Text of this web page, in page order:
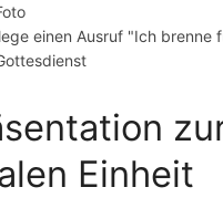
einen Ausruf "Ich brenne
Einheit